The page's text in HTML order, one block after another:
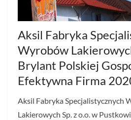
Aksil Fabryka
Wyrobów
Brylant Polskiej
Efektywna Firma
Aksil Fabryka Specjalistycznych
Lakierowych Sp. z o.o. w